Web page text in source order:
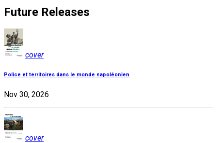
Future Releases
cover
Police et territoires dans le monde napoléonien
Nov 30, 2026
cover